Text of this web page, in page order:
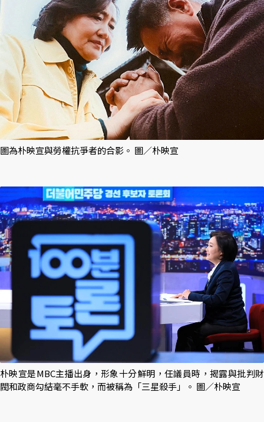
圖為朴映宣與勞權抗爭者的合影。 圖／朴映宣
朴映宣是MBC主播出身，形象十分鮮明，任議員時，揭露與批判財
閥和政商勾結毫不手軟，而被稱為「三星殺手」。 圖／朴映宣